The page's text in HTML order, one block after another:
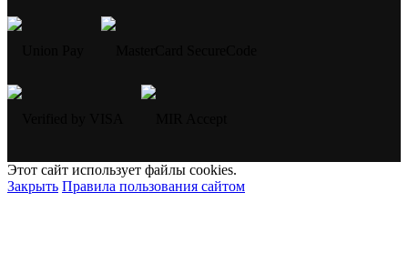
Этот сайт использует файлы cookies.
Закрыть Правила пользования сайтом